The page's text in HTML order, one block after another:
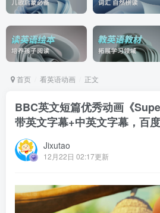
首页 看英语动画 正文
BBC英文短篇优秀动画《
带英文字幕+中英文字幕，百
Jixutao
12月22日 02:17更新